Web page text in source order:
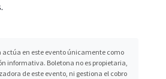
actúa en este evento únicamente como
informativa. Boletona no es propietaria,
de este evento, ni gestiona el cobro